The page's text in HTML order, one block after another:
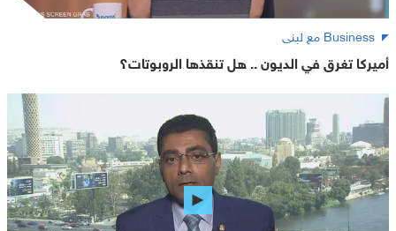
Business مع لبنى
أميركا تغرق في الديون .. هل تنقذها الروبوتات؟